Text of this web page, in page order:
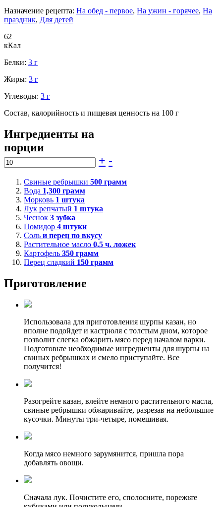
Назначение рецепта: На обед - первое, На ужин - горячее, На
праздник, Для детей
62
кКал
Белки: 3 г
Жиры: 3 г
Углеводы: 3 г
Состав, калорийность и пищевая ценность на 100 г
Ингредиенты на
порции
+ -
Свиные ребрышки 500 грамм
Вода 1,300 грамм
Морковь 1 штука
Лук репчатый 1 штука
Чеснок 3 зубка
Помидор 4 штуки
Соль и перец по вкусу
Растительное масло 0,5 ч. ложек
Картофель 350 грамм
Перец сладкий 150 грамм
Приготовление
Использовала для приготовления шурпы казан, но
вполне подойдет и кастрюля с толстым дном, которое
позволит слегка обжарить мясо перед началом варки.
Подготовьте необходимые ингредиенты для шурпы на
свиных ребрышках и смело приступайте. Все
получится!
Разогрейте казан, влейте немного растительного масла,
свиные ребрышки обжаривайте, разрезав на небольшие
кусочки. Минуты три-четыре, помешивая.
Когда мясо немного зарумянится, пришла пора
добавлять овощи.
Сначала лук. Почистите его, сполосните, порежьте